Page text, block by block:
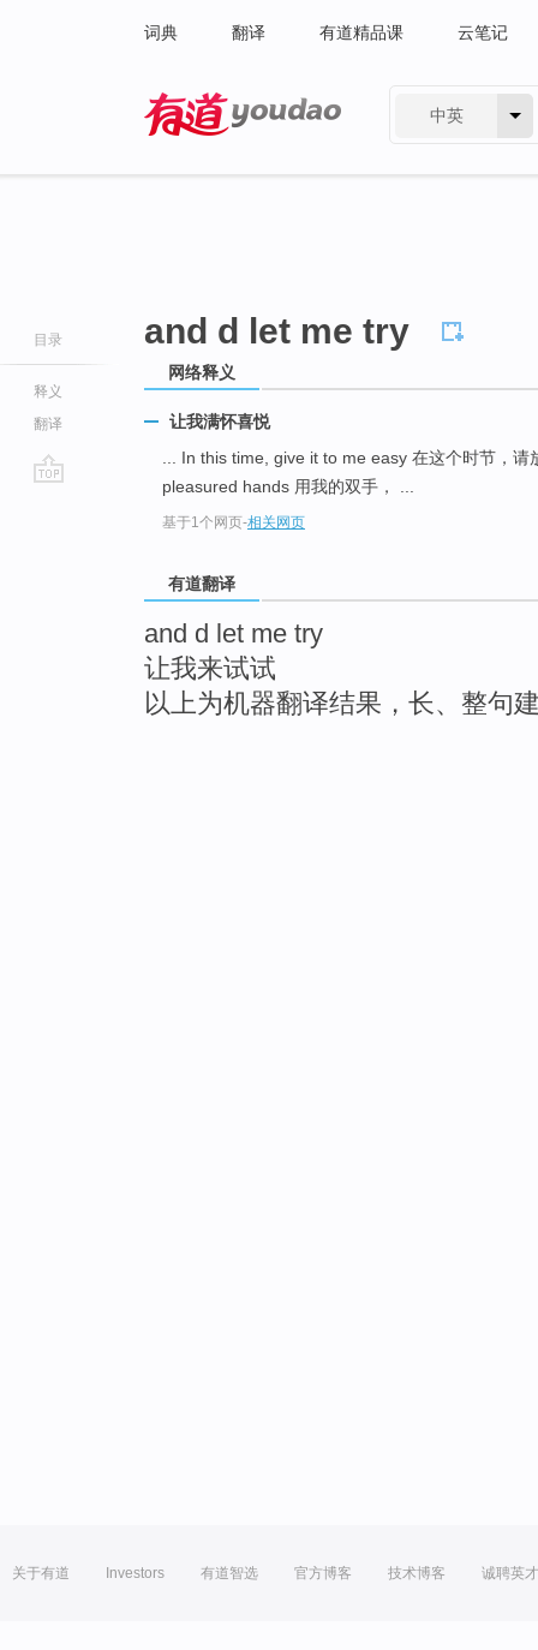
词典 翻译 有道精品课 云笔记
中英
目录
释义
翻译
and d let me try
网络释义
让我满怀喜悦
... In this time, give it to me easy 在这个时节，请
pleasured hands 用我的双手， ...
基于1个网页-相关网页
有道翻译
and d let me try
让我来试试
以上为机器翻译结果，长、整句
关于有道 Investors 有道智选 官方博客 技术博客 诚聘英才